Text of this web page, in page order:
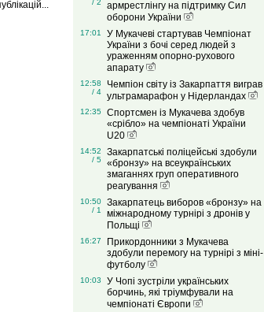
/ 2
армрестлінгу на підтримку Сил
оборони України
17:01
У Мукачеві стартував Чемпіонат
України з бочі серед людей з
ураженням опорно-рухового
апарату
12:58
/ 4
Чемпіон світу із Закарпаття виграв
ультрамарафон у Нідерландах
12:35
Спортсмен із Мукачева здобув
«срібло» на чемпіонаті України
U20
14:52
/ 5
Закарпатські поліцейські здобули
«бронзу» на всеукраїнських
змаганнях груп оперативного
реагування
10:50
/ 1
Закарпатець виборов «бронзу» на
міжнародному турнірі з дронів у
Польщі
16:27
Прикордонники з Мукачева
здобули перемогу на турнірі з міні-
футболу
10:03
У Чопі зустріли українських
борчинь, які тріумфували на
чемпіонаті Європи